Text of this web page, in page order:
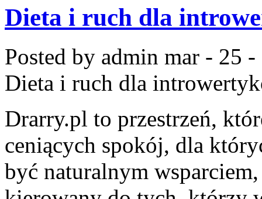
Dieta i ruch dla
Posted by admin mar - 25 -
Dieta i ruch dla
Drarry.pl to przestrzeń,
ceniących spokój, dla
być naturalnym